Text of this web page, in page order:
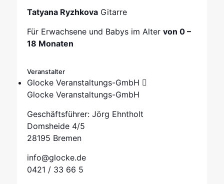
Tatyana RyzhkovaGitarre
Für Erwachsene und Babys im Alter von 0 –
18 Monaten
Veranstalter
Glocke Veranstaltungs-GmbH
Glocke Veranstaltungs-GmbH
Geschäftsführer: Jörg Ehntholt
Domsheide 4/5
28195 Bremen
info@glocke.de
0421 / 33 66 5